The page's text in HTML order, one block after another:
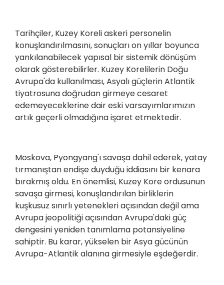
Tarihçiler, Kuzey Koreli askeri personelin
konuşlandırılmasını, sonuçları on yıllar boyunca
yankılanabilecek yapısal bir sistemik dönüşüm
olarak gösterebilirler. Kuzey Korelilerin Doğu
Avrupa'da kullanılması, Asyalı güçlerin Atlantik
tiyatrosuna doğrudan girmeye cesaret
edemeyeceklerine dair eski varsayımlarımızın
artık geçerli olmadığına işaret etmektedir.
Moskova, Pyongyang'ı savaşa dahil ederek, yatay
tırmanıştan endişe duyduğu iddiasını bir kenara
bırakmış oldu. En önemlisi, Kuzey Kore ordusunun
savaşa girmesi, konuşlandırılan birliklerin
kuşkusuz sınırlı yetenekleri açısından değil ama
Avrupa jeopolitiği açısından Avrupa'daki güç
dengesini yeniden tanımlama potansiyeline
sahiptir. Bu karar, yükselen bir Asya gücünün
Avrupa-Atlantik alanına girmesiyle eşdeğerdir.